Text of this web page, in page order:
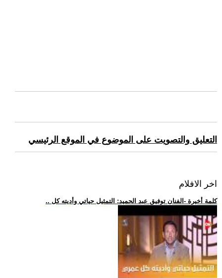
التعليق والتصويت على الموضوع في الموقع الرئيسي
اخر الافلام
.. كلمة أخيرة -الفنان توفيق عبد الحميد: التمثيل حياتي وأديته كل